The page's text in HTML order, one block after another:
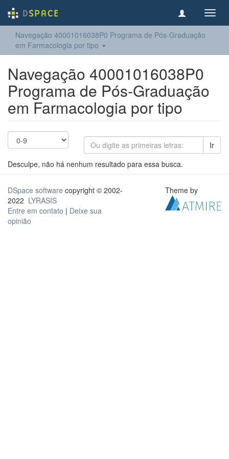
Navegação 40001016038P0 Programa de Pós-Graduação
em Farmacologia por tipo
Navegação 40001016038P0
Programa de Pós-Graduação
em Farmacologia por tipo
Ir
Desculpe, não há nenhum resultado para essa busca.
DSpace software copyright © 2002-
2022 LYRASIS
Entre em contato | Deixe sua
opinião
Theme by